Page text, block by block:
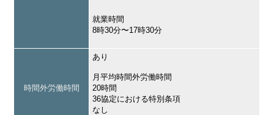
就業時間
8時30分〜17時30分
時間外労働時間
あり
月平均時間外労働時間
20時間
36協定における特別条項
なし